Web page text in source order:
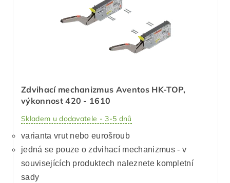
Zdvihací mechanizmus Aventos HK-TOP,
výkonnost 420 - 1610
Skladem u dodavatele - 3-5 dnů
varianta vrut nebo eurošroub
jedná se pouze o zdvihací mechanizmus - v
souvisejících produktech naleznete kompletní
sady